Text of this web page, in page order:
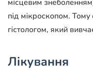
місцевим
під мікроскопом. Тому
гістологом, який
Лікування